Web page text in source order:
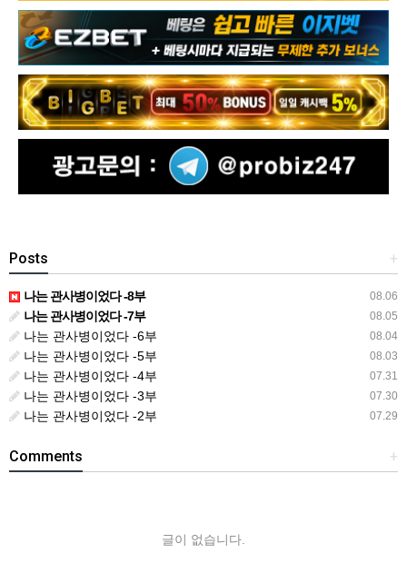
+
Posts
08.06
나는 관사병이었다 -8부
08.05
나는 관사병이었다 -7부
08.04
나는 관사병이었다 -6부
08.03
나는 관사병이었다 -5부
07.31
나는 관사병이었다 -4부
07.30
나는 관사병이었다 -3부
07.29
나는 관사병이었다 -2부
+
Comments
글이 없습니다.